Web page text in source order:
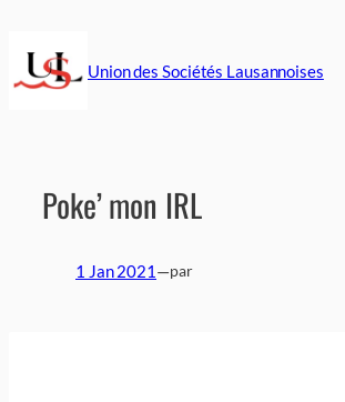
contenu
Union des Sociétés Lausannoises
Poke’ mon IRL
1 Jan 2021 —par